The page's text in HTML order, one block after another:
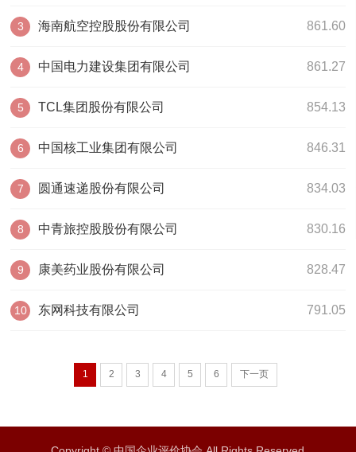
3 海南航空控股股份有限公司 861.60
4 中国电力建设集团有限公司 861.27
5 TCL集团股份有限公司 854.13
6 中国核工业集团有限公司 846.31
7 圆通速递股份有限公司 834.03
8 中青旅控股股份有限公司 830.16
9 康美药业股份有限公司 828.47
10 东网科技有限公司 791.05
1 2 3 4 5 6 下一页